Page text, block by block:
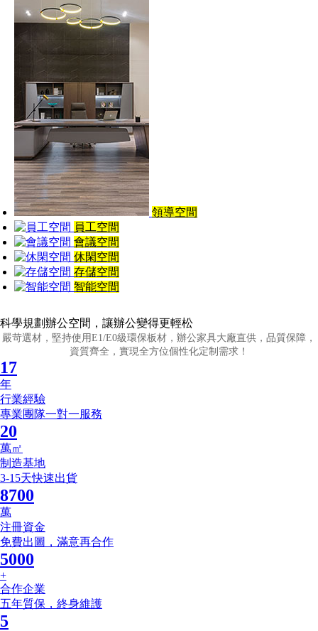
領導空間
員工空間
會議空間
休閑空間
存儲空間
智能空間
科學規劃辦公空間，讓辦公變得更輕松
嚴苛選材，堅持使用E1/E0級環保板材，辦公家具大廠直供，品質保障，
資質齊全，實現全方位個性化定制需求！
17
年
行業經驗
專業團隊一對一服務
20
萬㎡
制造基地
3-15天快速出貨
8700
萬
注冊資金
免費出圖，滿意再合作
5000
+
合作企業
五年質保，終身維護
5